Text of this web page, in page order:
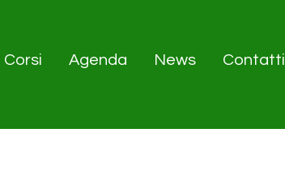
Corsi Agenda News Contatti